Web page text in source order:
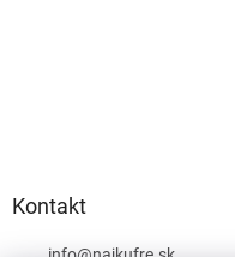
Kontakt